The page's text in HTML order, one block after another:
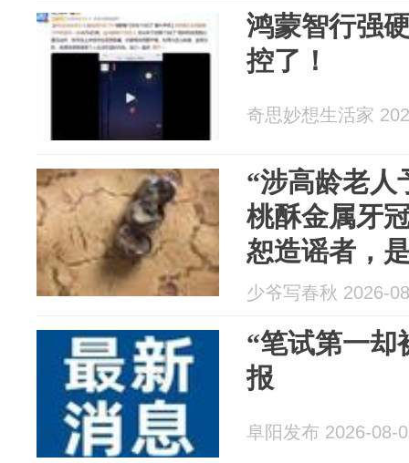
鸿蒙智行强
控了！
奇思妙想生活家
“涉高龄老人
桃酥金属牙
恕造谣者，
少爷写春秋 2026-
“笔试第一却
报
阜阳发布 2026-08-